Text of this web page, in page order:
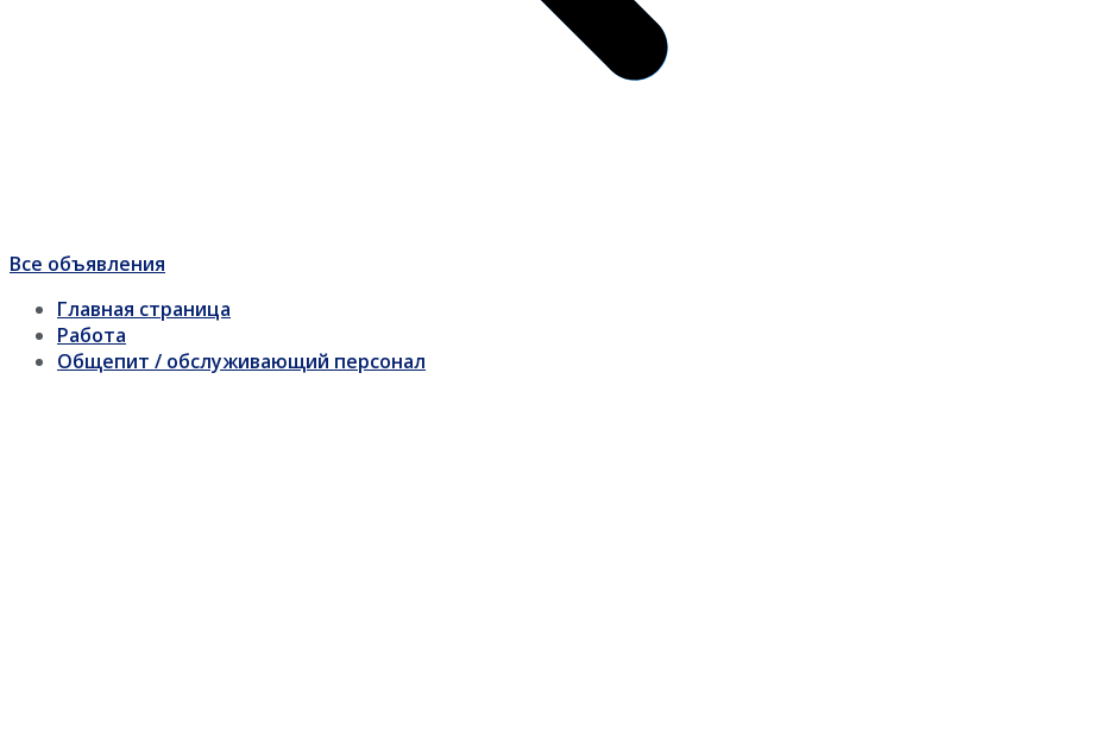
Все объявления
Главная страница
Работа
Общепит / обслуживающий персонал